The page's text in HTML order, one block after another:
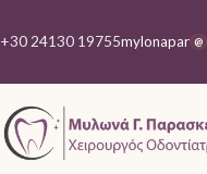
+30 24130 19755mylonapar @